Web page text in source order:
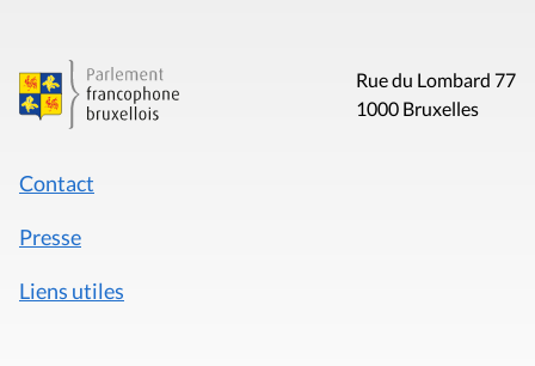
Rue du Lombard 77
1000 Bruxelles
Contact
Presse
Liens utiles